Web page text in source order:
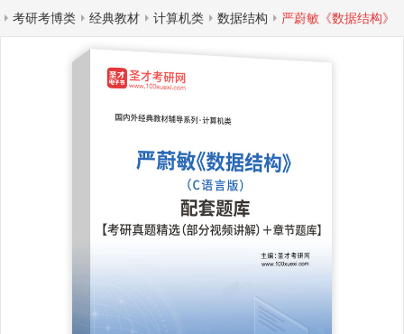
考研考博类 经典教材 计算机类 数据结构 严蔚敏《数据结构》